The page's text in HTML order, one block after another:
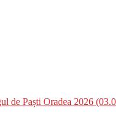
de Paști Oradea 2026